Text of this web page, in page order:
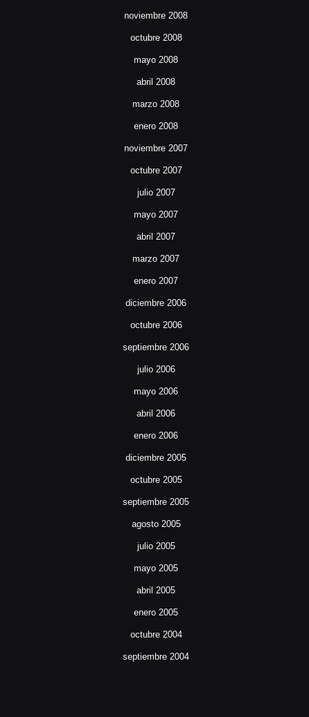
noviembre 2008
octubre 2008
mayo 2008
abril 2008
marzo 2008
enero 2008
noviembre 2007
octubre 2007
julio 2007
mayo 2007
abril 2007
marzo 2007
enero 2007
diciembre 2006
octubre 2006
septiembre 2006
julio 2006
mayo 2006
abril 2006
enero 2006
diciembre 2005
octubre 2005
septiembre 2005
agosto 2005
julio 2005
mayo 2005
abril 2005
enero 2005
octubre 2004
septiembre 2004